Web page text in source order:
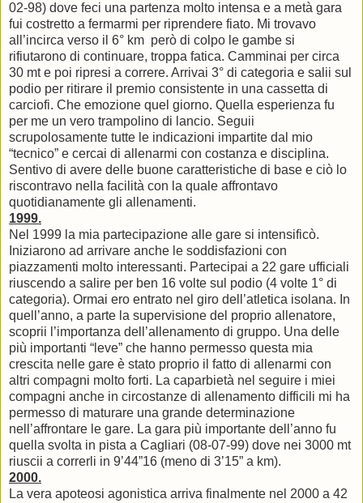
02-98) dove feci una partenza molto intensa e a metà gara
fui costretto a fermarmi per riprendere fiato. Mi trovavo
all’incirca verso il 6° km però di colpo le gambe si
rifiutarono di continuare, troppa fatica. Camminai per circa
30 mt e poi ripresi a correre. Arrivai 3° di categoria e salii sul
podio per ritirare il premio consistente in una cassetta di
carciofi. Che emozione quel giorno. Quella esperienza fu
per me un vero trampolino di lancio. Seguii
scrupolosamente tutte le indicazioni impartite dal mio
“tecnico” e cercai di allenarmi con costanza e disciplina.
Sentivo di avere delle buone caratteristiche di base e ciò lo
riscontravo nella facilità con la quale affrontavo
quotidianamente gli allenamenti.
1999.
Nel 1999 la mia partecipazione alle gare si intensificò.
Iniziarono ad arrivare anche le soddisfazioni con
piazzamenti molto interessanti. Partecipai a 22 gare ufficiali
riuscendo a salire per ben 16 volte sul podio (4 volte 1° di
categoria). Ormai ero entrato nel giro dell’atletica isolana. In
quell’anno, a parte la supervisione del proprio allenatore,
scoprii l’importanza dell’allenamento di gruppo. Una delle
più importanti “leve” che hanno permesso questa mia
crescita nelle gare è stato proprio il fatto di allenarmi con
altri compagni molto forti. La caparbietà nel seguire i miei
compagni anche in circostanze di allenamento difficili mi ha
permesso di maturare una grande determinazione
nell’affrontare le gare. La gara più importante dell’anno fu
quella svolta in pista a Cagliari (08-07-99) dove nei 3000 mt
riuscii a correrli in 9’44”16 (meno di 3’15” a km).
2000.
La vera apoteosi agonistica arriva finalmente nel 2000 a 42